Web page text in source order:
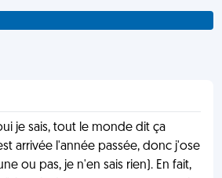
je sais, tout le monde dit ça
arrivée l'année passée, donc j'ose
ou pas, je n'en sais rien). En fait,